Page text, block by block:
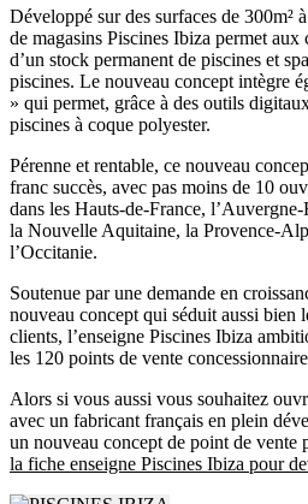
Développé sur des surfaces de 300m²
de magasins Piscines Ibiza permet aux
d’un stock permanent de piscines et
piscines. Le nouveau concept intègre
» qui permet, grâce à des outils
piscines à coque polyester.
Pérenne et rentable, ce nouveau
franc succès, avec pas moins de 10
dans les Hauts-de-France,
la Nouvelle Aquitaine, la Provence-
l’Occitanie.
Soutenue par une demande en
nouveau concept qui séduit aussi bien
clients, l’enseigne Piscines Ibiza
les 120 points de vente
Alors si vous aussi vous souhaitez
avec un fabricant français en plein
un nouveau concept de point de vente
la fiche enseigne Piscines Ibiza pour